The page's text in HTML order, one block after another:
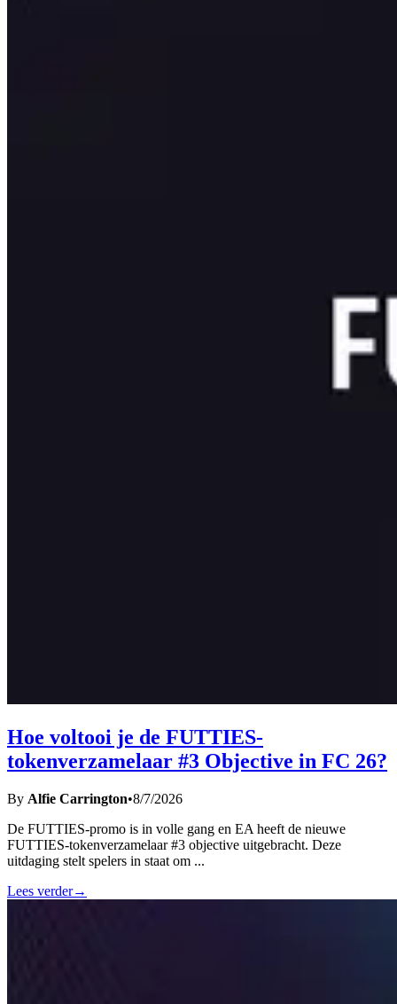
Hoe voltooi je de FUTTIES-
tokenverzamelaar #3 Objective in FC 26?
By Alfie Carrington•8/7/2026
De FUTTIES-promo is in volle gang en EA heeft de nieuwe
FUTTIES-tokenverzamelaar #3 objective uitgebracht. Deze
uitdaging stelt spelers in staat om ...
Lees verder→